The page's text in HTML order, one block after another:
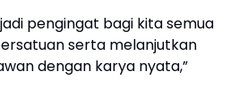
pengingat bagi kita semua
serta melanjutkan
dengan karya nyata,”